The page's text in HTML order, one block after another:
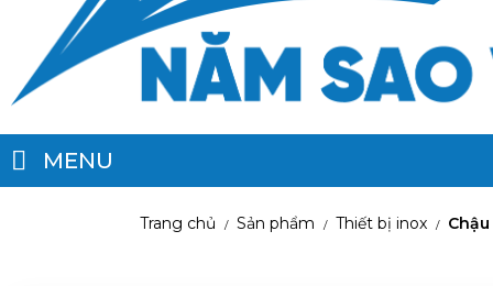
MENU
Trang chủ / Sản phẩm / Thiết bị inox /